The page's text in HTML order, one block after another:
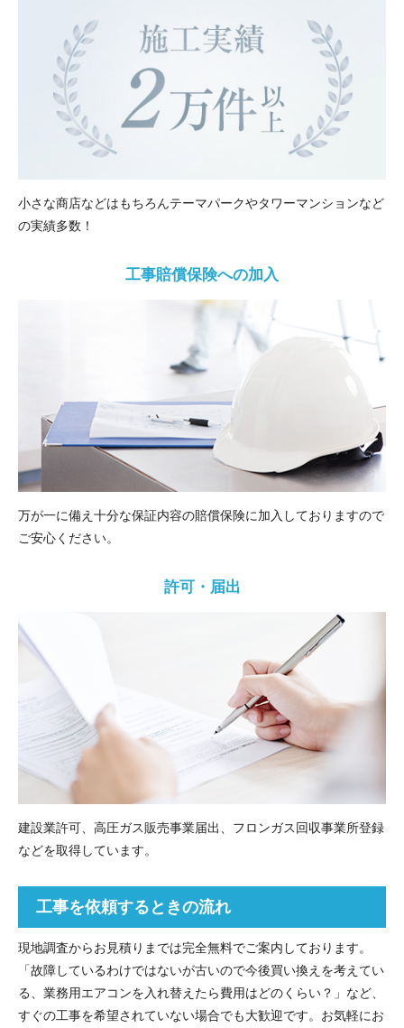
小さな商店などはもちろんテーマパークやタワーマンションなど
の実績多数！
工事賠償保険への加入
万が一に備え十分な保証内容の賠償保険に加入しておりますので
ご安心ください。
許可・届出
建設業許可、高圧ガス販売事業届出、フロンガス回収事業所登録
などを取得しています。
工事を依頼するときの流れ
現地調査からお見積りまでは完全無料でご案内しております。
「故障しているわけではないが古いので今後買い換えを考えてい
る、業務用エアコンを入れ替えたら費用はどのくらい？」など、
すぐの工事を希望されていない場合でも大歓迎です。お気軽にお